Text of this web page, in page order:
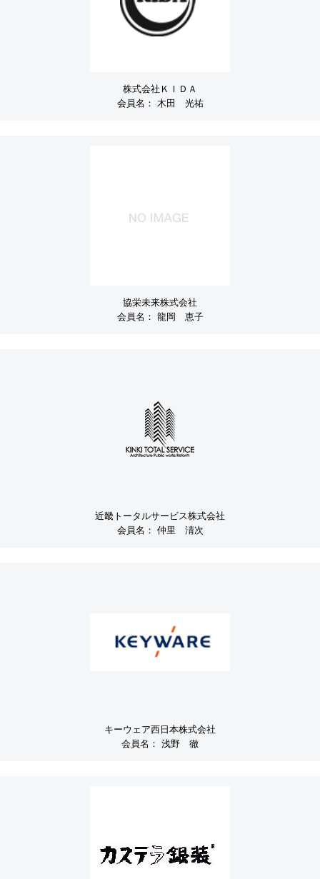
株式会社ＫＩＤＡ
会員名：
木田 光祐
協栄未来株式会社
会員名： 龍岡 恵子
近畿トータルサービス株式会社
会員名： 仲里 淸次
キーウェア西日本株式会社
会員名： 浅野 徹